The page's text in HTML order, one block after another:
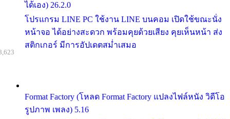
ได้เอง) 26.2.0
โปรแกรม LINE PC ใช้งาน LINE บนคอม เปิดใช้ขณะนั่ง
หน้าจอ ได้อย่างสะดวก พร้อมคุยด้วยเสียง คุยเห็นหน้า ส่ง
สติกเกอร์ มีการอัปเดตสม่ำเสมอ
Format Factory (โหลด Format Factory แปลงไฟล์หนัง วิดีโอ
รูปภาพ เพลง) 5.16